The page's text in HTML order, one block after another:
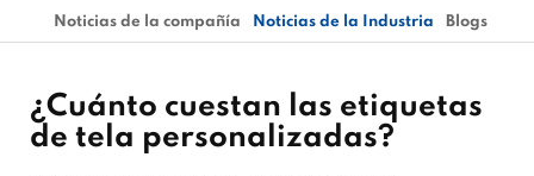
Noticias de la compañía Noticias de la Industria Blogs
¿Cuánto cuestan las etiquetas
de tela personalizadas?